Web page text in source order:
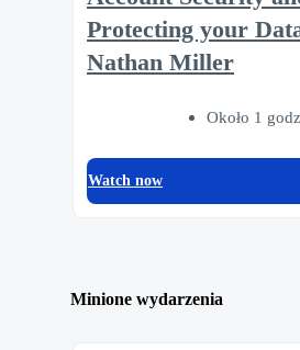
Protecting your
Nathan Miller
Około 1
Watch now
Minione wydarzenia